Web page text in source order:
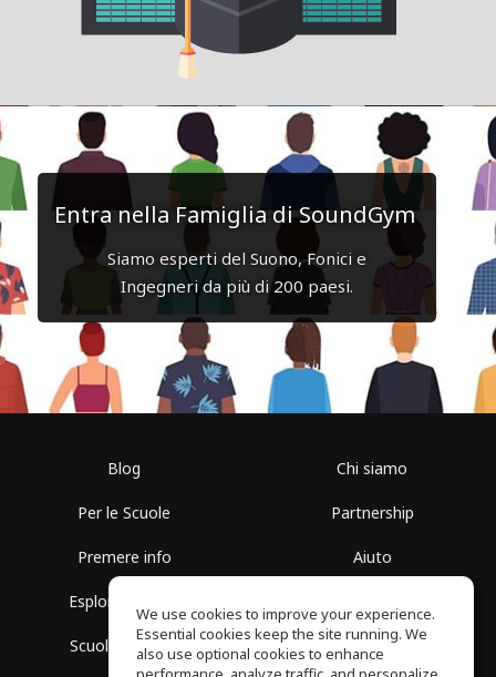
Entra nella Famiglia di SoundGym
Siamo esperti del Suono, Fonici e
Ingegneri da più di 200 paesi.
Blog
Per le Scuole
Premere info
Esplora i Gruppi
Scuola gratuita
Chi siamo
Partnership
Aiuto
Politica sulla Privacy
We use cookies to improve your experience.
Essential cookies keep the site running. We
also use optional cookies to enhance